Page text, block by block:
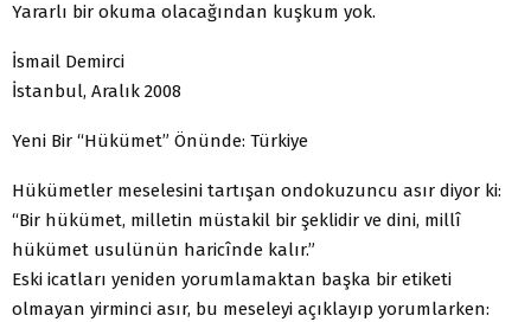
Yararlı bir okuma olacağından kuşkum yok.
İsmail Demirci
İstanbul, Aralık 2008
Yeni Bir “Hükümet” Önünde: Türkiye
Hükümetler meselesini tartışan ondokuzuncu asır diyor ki:
“Bir hükümet, milletin müstakil bir şeklidir ve dini, millî
hükümet usulünün haricînde kalır.”
Eski icatları yeniden yorumlamaktan başka bir etiketi
olmayan yirminci asır, bu meseleyi açıklayıp yorumlarken: